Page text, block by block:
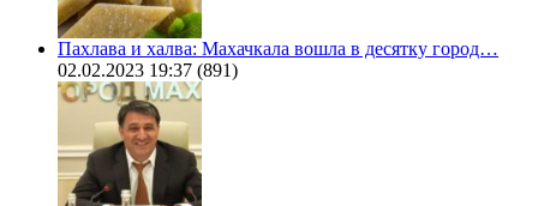
Пахлава и халва: Махачкала вошла в десятку город…
02.02.2023 19:37 (891)